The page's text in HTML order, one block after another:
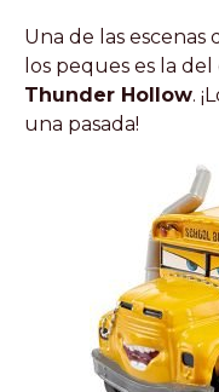
Una de las
los peques es la
Thunder Hollow.
una pasada!